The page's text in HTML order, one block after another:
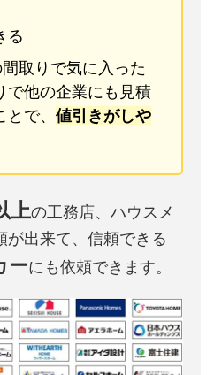
る
取りで気に入った
で他の企業にも見積
で、 値引きがしや
上の工務店、ハウスメ
が出来て、信頼できる
ーにも依頼できます。